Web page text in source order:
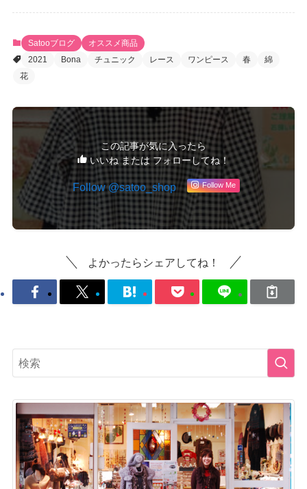
Satooブログ
オススメ商品
2021
Bona チュニック レース ワンピース 春
綿
花
この記事が気に入ったら
いいね または フォローしてね！
Follow @satoo_shop Follow Me
よかったらシェアしてね！